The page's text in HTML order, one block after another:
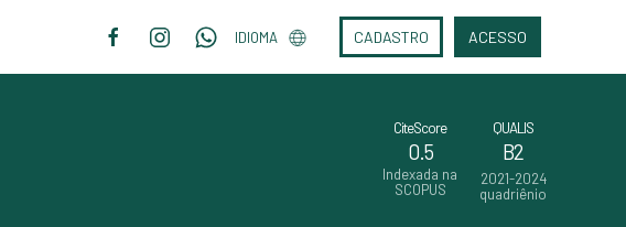
IDIOMA CADASTRO ACESSO
CiteScore
0.5
Indexada na
SCOPUS
QUALIS
B2
2021-2024
quadriênio